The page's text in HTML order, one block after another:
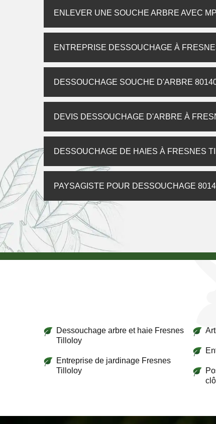
ENLEVER UNE SOUCHE ARBRE AVEC
ENTREPRISE DESSOUCHAGE À
DESSOUCHAGE SOUCHE D'ARBRE
DEVIS DESSOUCHAGE D'ARBRE À
DESSOUCHAGE DE HAIES À FRESNES
PAYSAGISTE POUR DESSOUCHAGE
Dessouchage arbre et haie Fresnes
Tilloloy
Entreprise de jardinage Fresnes
Tilloloy